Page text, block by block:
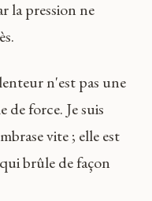
la pression ne
n'est pas une
de force. Je suis
vite ; elle est
brûle de façon